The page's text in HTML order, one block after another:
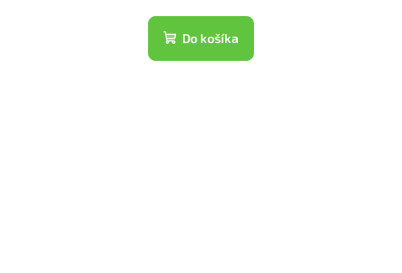
Do košíka